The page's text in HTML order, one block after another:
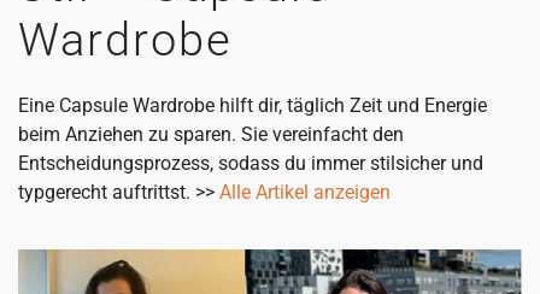
Wardrobe
Eine Capsule Wardrobe hilft dir, täglich Zeit und Energie
beim Anziehen zu sparen. Sie vereinfacht den
Entscheidungsprozess, sodass du immer stilsicher und
typgerecht auftrittst. >> Alle Artikel anzeigen